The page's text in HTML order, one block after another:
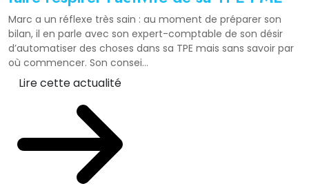
Marc a un réflexe très sain : au moment de préparer son
bilan, il en parle avec son expert-comptable de son désir
d’automatiser des choses dans sa TPE mais sans savoir par
où commencer. Son consei...
Lire cette actualité